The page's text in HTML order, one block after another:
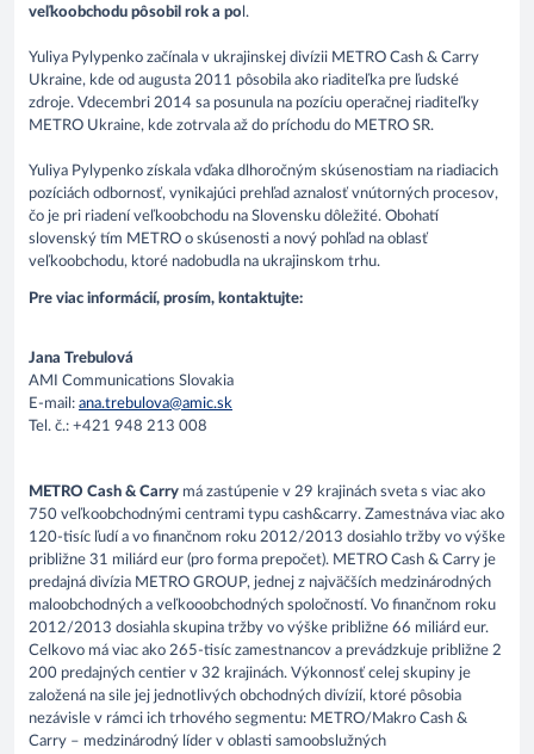
veľkoobchodu pôsobil rok a po l.
Yuliya Pylypenko začínala v ukrajinskej divízii METRO Cash & Carry
Ukraine, kde od augusta 2011 pôsobila ako riaditeľka pre ľudské
zdroje. Vdecembri 2014 sa posunula na pozíciu operačnej riaditeľky
METRO Ukraine, kde zotrvala až do príchodu do METRO SR.
Yuliya Pylypenko získala vďaka dlhoročným skúsenostiam na riadiacich
pozíciách odbornosť, vynikajúci prehľad aznalosť vnútorných procesov,
čo je pri riadení veľkoobchodu na Slovensku dôležité. Obohatí
slovenský tím METRO o skúsenosti a nový pohľad na oblasť
veľkoobchodu, ktoré nadobudla na ukrajinskom trhu.
Pre viac informácií, prosím, kontaktujte:
Jana Trebulová
AMI Communications Slovakia
E-mail: ana.trebulova@amic.sk
Tel. č.: +421 948 213 008
METRO Cash & Carry má zastúpenie v 29 krajinách sveta s viac ako
750 veľkoobchodnými centrami typu cash&carry. Zamestnáva viac ako
120-tisíc ľudí a vo finančnom roku 2012/2013 dosiahlo tržby vo výške
približne 31 miliárd eur (pro forma prepočet). METRO Cash & Carry je
predajná divízia METRO GROUP, jednej z najväčších medzinárodných
maloobchodných a veľkooobchodných spoločností. Vo finančnom roku
2012/2013 dosiahla skupina tržby vo výške približne 66 miliárd eur.
Celkovo má viac ako 265-tisíc zamestnancov a prevádzkuje približne 2
200 predajných centier v 32 krajinách. Výkonnosť celej skupiny je
založená na sile jej jednotlivých obchodných divízií, ktoré pôsobia
nezávisle v rámci ich trhového segmentu: METRO/Makro Cash &
Carry – medzinárodný líder v oblasti samoobslužných